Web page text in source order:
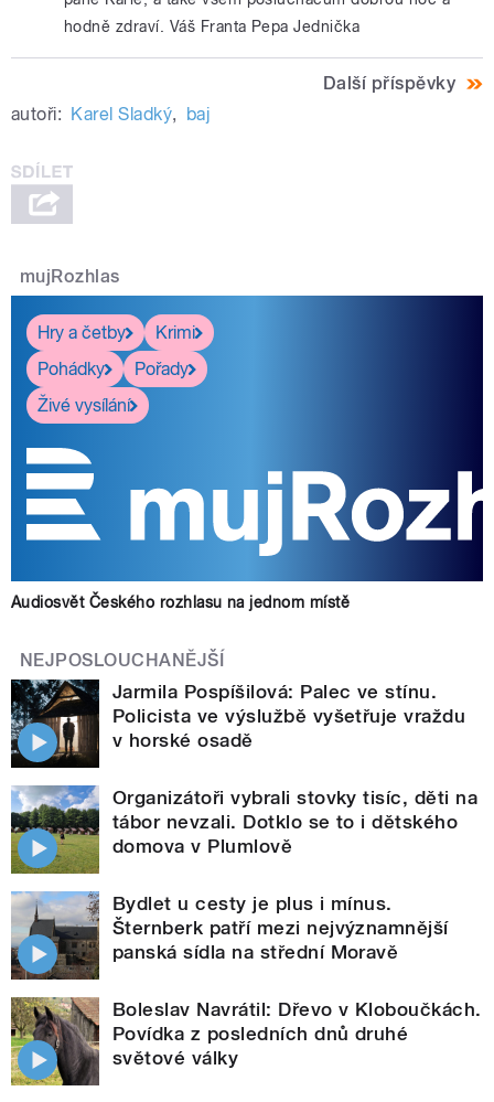
hodně zdraví. Váš Franta Pepa Jednička
Další příspěvky
autoři: Karel Sladký, baj
mujRozhlas
Hry a četby
Krimi
Pohádky
Pořady
Živé vysílání
Audiosvět Českého rozhlasu na jednom místě
NEJPOSLOUCHANĚJŠÍ
Jarmila Pospíšilová: Palec ve stínu.
Policista ve výslužbě vyšetřuje vraždu
v horské osadě
Organizátoři vybrali stovky tisíc, děti na
tábor nevzali. Dotklo se to i dětského
domova v Plumlově
Bydlet u cesty je plus i mínus.
Šternberk patří mezi nejvýznamnější
panská sídla na střední Moravě
Boleslav Navrátil: Dřevo v Kloboučkách.
Povídka z posledních dnů druhé
světové války